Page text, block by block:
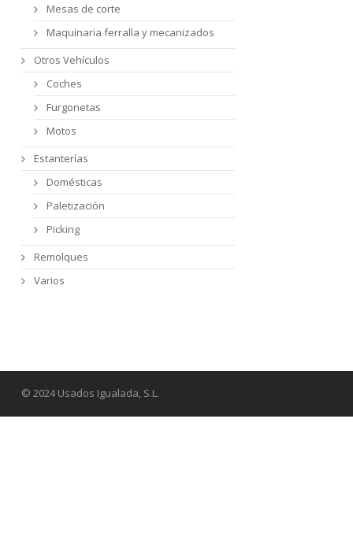
Mesas de corte
Maquinaria ferralla y mecanizados
Otros Vehículos
Coches
Furgonetas
Motos
Estanterías
Domésticas
Paletización
Picking
Remolques
Varios
© 2024 Usados Igualada, S.L.